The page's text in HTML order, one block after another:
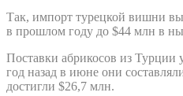
Так, импорт турецкой вишни
в прошлом году до $44 млн в
Поставки абрикосов из Турции
год назад в июне они
достигли $26,7 млн.